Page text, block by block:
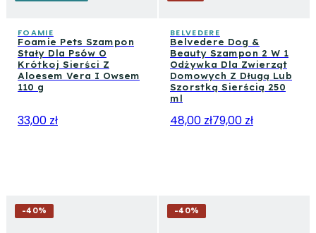
FOAMIE
Foamie Pets Szampon
Stały Dla Psów O
Krótkoj Sierści Z
Aloesem Vera I Owsem
110 g
33,00 zł
BELVEDERE
Belvedere Dog &
Beauty Szampon 2 W 1
Odżywka Dla Zwierząt
Domowych Z Długą Lub
Szorstką Sierścią 250
ml
48,00 zł79,00 zł
-40% -40%